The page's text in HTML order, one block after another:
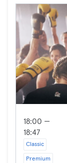
18:00 —
18:47
Classic
Premium